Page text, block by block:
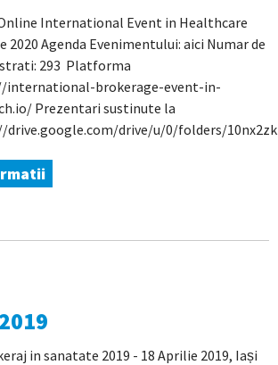
Online International Event in Healthcare
2020 Agenda Evenimentului: aici Numar de
293 Platforma
international-brokerage-event-in-
Prezentari sustinute la
drive.google.com/drive/u/0/folders/
in sanatate 2019 - 18 Aprilie 2019, Iași